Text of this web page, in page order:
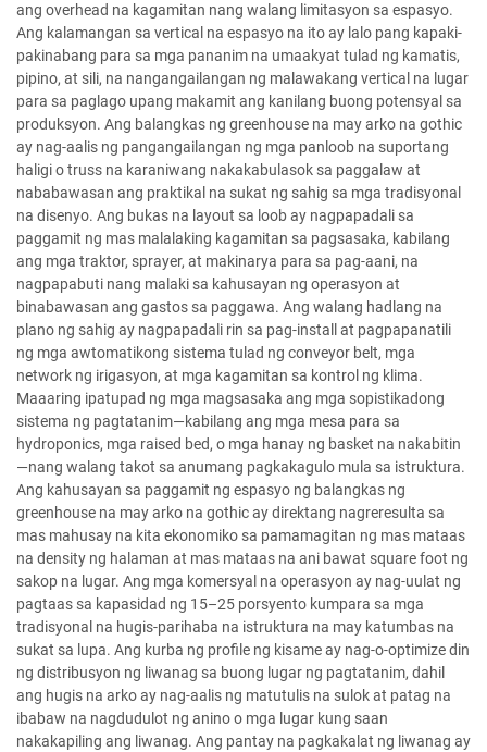
ang overhead na kagamitan nang walang limitasyon sa espasyo.
Ang kalamangan sa vertical na espasyo na ito ay lalo pang kapaki-
pakinabang para sa mga pananim na umaakyat tulad ng kamatis,
pipino, at sili, na nangangailangan ng malawakang vertical na lugar
para sa paglago upang makamit ang kanilang buong potensyal sa
produksyon. Ang balangkas ng greenhouse na may arko na gothic
ay nag-aalis ng pangangailangan ng mga panloob na suportang
haligi o truss na karaniwang nakakabulasok sa paggalaw at
nababawasan ang praktikal na sukat ng sahig sa mga tradisyonal
na disenyo. Ang bukas na layout sa loob ay nagpapadali sa
paggamit ng mas malalaking kagamitan sa pagsasaka, kabilang
ang mga traktor, sprayer, at makinarya para sa pag-aani, na
nagpapabuti nang malaki sa kahusayan ng operasyon at
binabawasan ang gastos sa paggawa. Ang walang hadlang na
plano ng sahig ay nagpapadali rin sa pag-install at pagpapanatili
ng mga awtomatikong sistema tulad ng conveyor belt, mga
network ng irigasyon, at mga kagamitan sa kontrol ng klima.
Maaaring ipatupad ng mga magsasaka ang mga sopistikadong
sistema ng pagtatanim—kabilang ang mga mesa para sa
hydroponics, mga raised bed, o mga hanay ng basket na nakabitin
—nang walang takot sa anumang pagkakagulo mula sa istruktura.
Ang kahusayan sa paggamit ng espasyo ng balangkas ng
greenhouse na may arko na gothic ay direktang nagreresulta sa
mas mahusay na kita ekonomiko sa pamamagitan ng mas mataas
na density ng halaman at mas mataas na ani bawat square foot ng
sakop na lugar. Ang mga komersyal na operasyon ay nag-uulat ng
pagtaas sa kapasidad ng 15–25 porsyento kumpara sa mga
tradisyonal na hugis-parihaba na istruktura na may katumbas na
sukat sa lupa. Ang kurba ng profile ng kisame ay nag-o-optimize din
ng distribusyon ng liwanag sa buong lugar ng pagtatanim, dahil
ang hugis na arko ay nag-aalis ng matutulis na sulok at patag na
ibabaw na nagdudulot ng anino o mga lugar kung saan
nakakapiling ang liwanag. Ang pantay na pagkakalat ng liwanag ay